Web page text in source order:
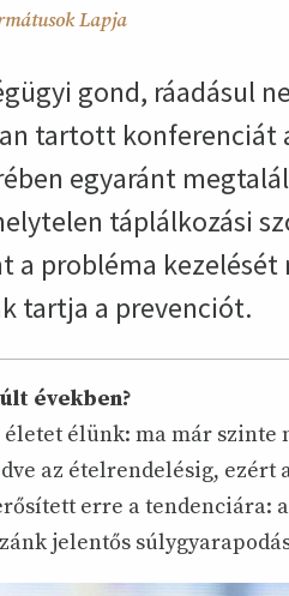
Lapja
gond, ráadásul
tartott
egyaránt
táplálkozási
a probléma
tartja a prevenciót.
években?
életet élünk: ma már szinte
az ételrendelésig, ezért
erre a tendenciára:
jelentős